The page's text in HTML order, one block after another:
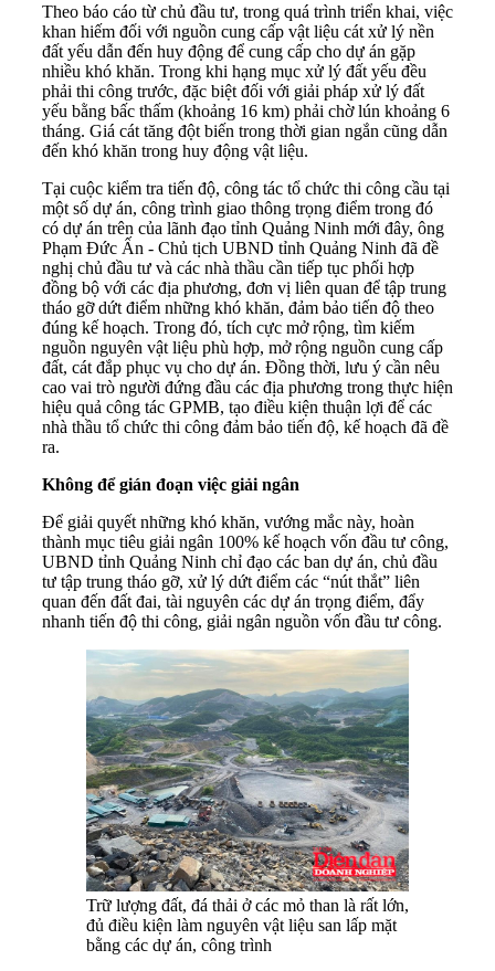
Theo báo cáo từ chủ đầu tư, trong quá trình triển khai, việc
khan hiếm đối với nguồn cung cấp vật liệu cát xử lý nền
đất yếu dẫn đến huy động để cung cấp cho dự án gặp
nhiều khó khăn. Trong khi hạng mục xử lý đất yếu đều
phải thi công trước, đặc biệt đối với giải pháp xử lý đất
yếu bằng bấc thấm (khoảng 16 km) phải chờ lún khoảng 6
tháng. Giá cát tăng đột biến trong thời gian ngắn cũng dẫn
đến khó khăn trong huy động vật liệu.
Tại cuộc kiểm tra tiến độ, công tác tổ chức thi công cầu tại
một số dự án, công trình giao thông trọng điểm trong đó
có dự án trên của lãnh đạo tỉnh Quảng Ninh mới đây, ông
Phạm Đức Ấn - Chủ tịch UBND tỉnh Quảng Ninh đã đề
nghị chủ đầu tư và các nhà thầu cần tiếp tục phối hợp
đồng bộ với các địa phương, đơn vị liên quan để tập trung
tháo gỡ dứt điểm những khó khăn, đảm bảo tiến độ theo
đúng kế hoạch. Trong đó, tích cực mở rộng, tìm kiếm
nguồn nguyên vật liệu phù hợp, mở rộng nguồn cung cấp
đất, cát đắp phục vụ cho dự án. Đồng thời, lưu ý cần nêu
cao vai trò người đứng đầu các địa phương trong thực hiện
hiệu quả công tác GPMB, tạo điều kiện thuận lợi để các
nhà thầu tổ chức thi công đảm bảo tiến độ, kế hoạch đã đề
ra.
Không để gián đoạn việc giải ngân
Để giải quyết những khó khăn, vướng mắc này, hoàn
thành mục tiêu giải ngân 100% kế hoạch vốn đầu tư công,
UBND tỉnh Quảng Ninh chỉ đạo các ban dự án, chủ đầu
tư tập trung tháo gỡ, xử lý dứt điểm các “nút thắt” liên
quan đến đất đai, tài nguyên các dự án trọng điểm, đẩy
nhanh tiến độ thi công, giải ngân nguồn vốn đầu tư công.
Trữ lượng đất, đá thải ở các mỏ than là rất lớn,
đủ điều kiện làm nguyên vật liệu san lấp mặt
bằng các dự án, công trình